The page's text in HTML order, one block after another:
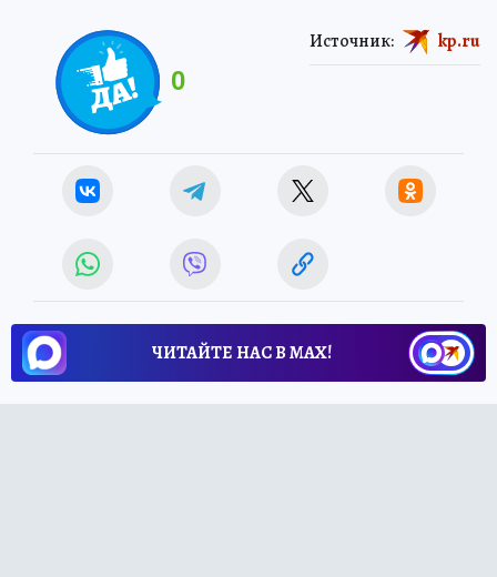
0
Источник: kp.ru
ЧИТАЙТЕ НАС В МАХ!